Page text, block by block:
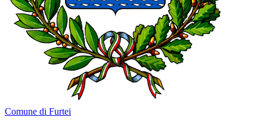
Comune di Furtei